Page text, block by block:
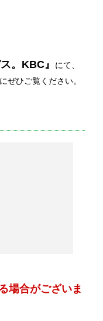
。KBC』
にて、
ぜひご覧ください。
場合がございま